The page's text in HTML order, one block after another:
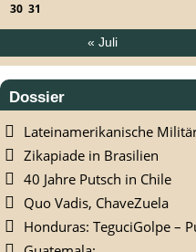
30 31
« Juli
Dossier
Lateinamerikanische
Zikapiade in Brasilien
40 Jahre Putsch in Chile
Quo Vadis, ChaveZuela
Honduras: TeguciGolpe –